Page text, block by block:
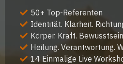
50+ Top-Referenten
Identität. Klarheit.
Körper. Kraft.
Heilung. Verantwortung.
14 Einmalige Live